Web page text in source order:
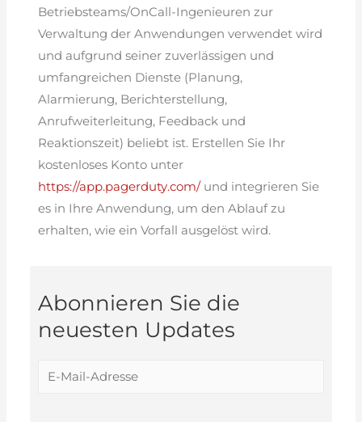
Betriebsteams/OnCall-Ingenieuren zur
Verwaltung der Anwendungen verwendet wird
und aufgrund seiner zuverlässigen und
umfangreichen Dienste (Planung,
Alarmierung, Berichterstellung,
Anrufweiterleitung, Feedback und
Reaktionszeit) beliebt ist. Erstellen Sie Ihr
kostenloses Konto unter
https://app.pagerduty.com/und integrieren Sie
es in Ihre Anwendung, um den Ablauf zu
erhalten, wie ein Vorfall ausgelöst wird.
Abonnieren Sie die
neuesten Updates